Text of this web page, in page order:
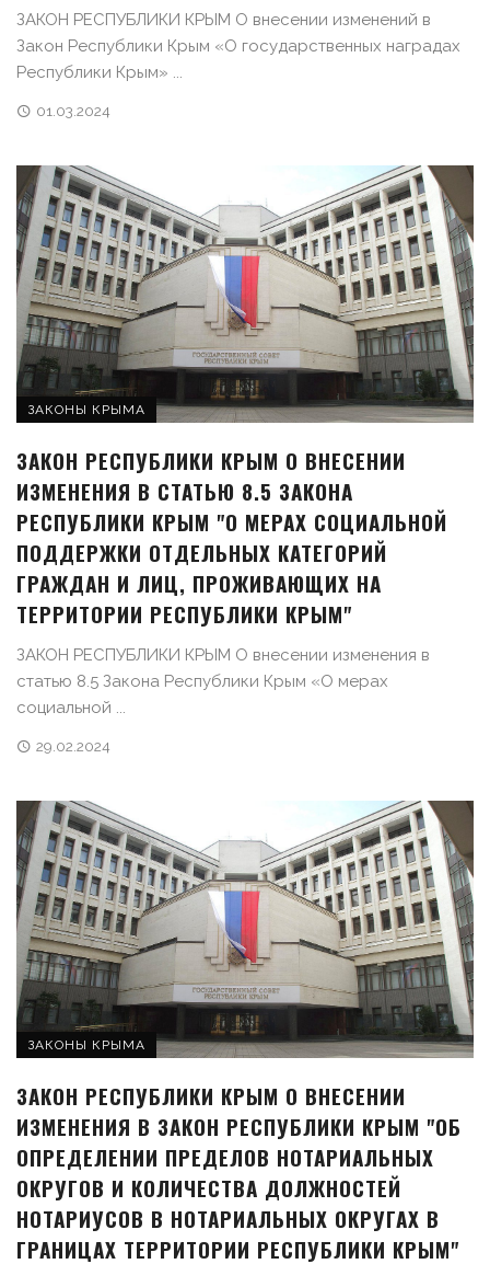
ЗАКОН РЕСПУБЛИКИ КРЫМ О внесении изменений в
Закон Республики Крым «О государственных наградах
Республики Крым» ...
01.03.2024
ЗАКОНЫ КРЫМА
ЗАКОН РЕСПУБЛИКИ КРЫМ О ВНЕСЕНИИ
ИЗМЕНЕНИЯ В СТАТЬЮ 8.5 ЗАКОНА
РЕСПУБЛИКИ КРЫМ "О МЕРАХ СОЦИАЛЬНОЙ
ПОДДЕРЖКИ ОТДЕЛЬНЫХ КАТЕГОРИЙ
ГРАЖДАН И ЛИЦ, ПРОЖИВАЮЩИХ НА
ТЕРРИТОРИИ РЕСПУБЛИКИ КРЫМ"
ЗАКОН РЕСПУБЛИКИ КРЫМ О внесении изменения в
статью 8.5 Закона Республики Крым «О мерах
социальной ...
29.02.2024
ЗАКОНЫ КРЫМА
ЗАКОН РЕСПУБЛИКИ КРЫМ О ВНЕСЕНИИ
ИЗМЕНЕНИЯ В ЗАКОН РЕСПУБЛИКИ КРЫМ "ОБ
ОПРЕДЕЛЕНИИ ПРЕДЕЛОВ НОТАРИАЛЬНЫХ
ОКРУГОВ И КОЛИЧЕСТВА ДОЛЖНОСТЕЙ
НОТАРИУСОВ В НОТАРИАЛЬНЫХ ОКРУГАХ В
ГРАНИЦАХ ТЕРРИТОРИИ РЕСПУБЛИКИ КРЫМ"